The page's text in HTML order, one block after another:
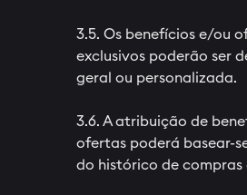
3.5. Os benefícios e/ou
exclusivos poderão ser
geral ou personalizada.
3.6. A atribuição de
ofertas poderá basear-
do histórico de compras